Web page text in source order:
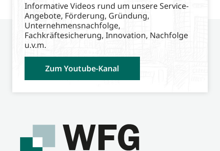
Informative Videos rund um unsere Service-
Angebote, Förderung, Gründung,
Unternehmensnachfolge,
Fachkräftesicherung, Innovation, Nachfolge
u.v.m.
Zum Youtube-Kanal